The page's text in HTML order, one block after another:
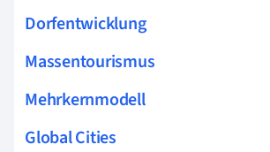
Dorfentwicklung
Massentourismus
Mehrkernmodell
Global Cities